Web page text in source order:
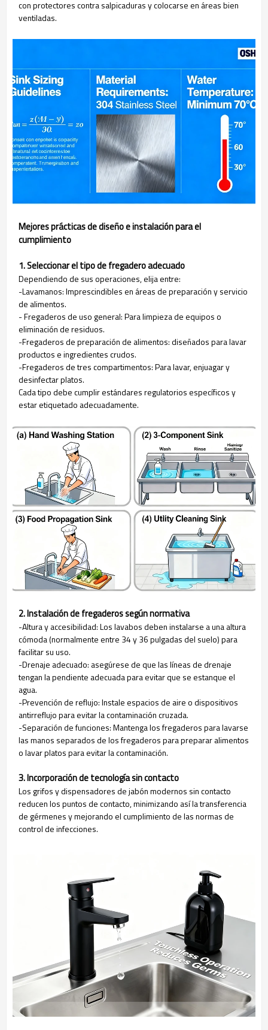
con protectores contra salpicaduras y colocarse en áreas bien
ventiladas.
Mejores prácticas de diseño e instalación para el
cumplimiento
1. Seleccionar el tipo de fregadero adecuado
Dependiendo de sus operaciones, elija entre:
-Lavamanos: Imprescindibles en áreas de preparación y servicio
de alimentos.
- Fregaderos de uso general: Para limpieza de equipos o
eliminación de residuos.
-Fregaderos de preparación de alimentos: diseñados para lavar
productos e ingredientes crudos.
-Fregaderos de tres compartimentos: Para lavar, enjuagar y
desinfectar platos.
Cada tipo debe cumplir estándares regulatorios específicos y
estar etiquetado adecuadamente.
2. Instalación de fregaderos según normativa
-Altura y accesibilidad: Los lavabos deben instalarse a una altura
cómoda (normalmente entre 34 y 36 pulgadas del suelo) para
facilitar su uso.
-Drenaje adecuado: asegúrese de que las líneas de drenaje
tengan la pendiente adecuada para evitar que se estanque el
agua.
-Prevención de reflujo: Instale espacios de aire o dispositivos
antirreflujo para evitar la contaminación cruzada.
-Separación de funciones: Mantenga los fregaderos para lavarse
las manos separados de los fregaderos para preparar alimentos
o lavar platos para evitar la contaminación.
3. Incorporación de tecnología sin contacto
Los grifos y dispensadores de jabón modernos sin contacto
reducen los puntos de contacto, minimizando así la transferencia
de gérmenes y mejorando el cumplimiento de las normas de
control de infecciones.